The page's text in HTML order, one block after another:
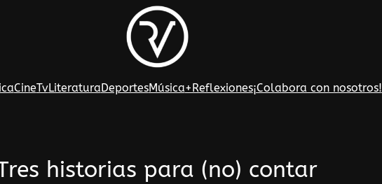
CineTvLiteraturaDeportesMúsica+Reflexiones¡Colabora con nosotros!
historias para (no) contar